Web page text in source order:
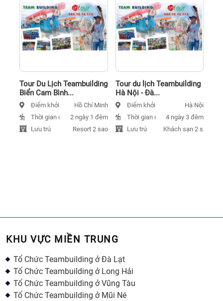
Tour Du Lịch Teambuilding
Biển Cam Bình...
Điểm khởi hành Hồ Chí Minh
Thời gian đi
2 ngày 1 đêm
Lưu trú
Resort 2 sao
Tour du lịch Teambuilding
Hà Nội - Đà...
Điểm khởi hành
Hà Nội
Thời gian đi
4 ngày 3 đêm
Lưu trú
Khách sạn 2 sao
KHU VỰC MIỀN TRUNG
Tổ Chức Teambuilding ở Đà Lạt
Tổ Chức Teambuilding ở Long Hải
Tổ Chức Teambuilding ở Vũng Tàu
Tổ Chức Teambuilding ở Mũi Né